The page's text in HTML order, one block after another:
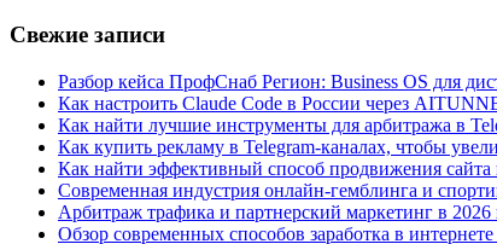
Свежие записи
Разбор кейса ПрофСнаб Регион: Business OS для
Как настроить Claude Code в России через
Как найти лучшие инструменты для арбитража в
Как купить рекламу в Telegram-каналах, чтобы
Как найти эффективный способ продвижения сайта
Современная индустрия онлайн-гемблинга и
Арбитраж трафика и партнерский маркетинг в 2026
Обзор современных способов заработка в